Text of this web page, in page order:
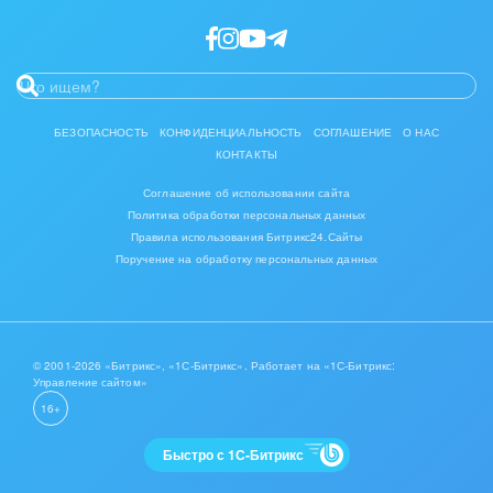
IT, Интернет
Культурные события, спорт, шоу-бизнес
Мебель, лес, деревообработка
Металлургия
Мода, одежда, аксессуары, стиль
БЕЗОПАСНОСТЬ КОНФИДЕНЦИАЛЬНОСТЬ СОГЛАШЕНИЕ
О НАС
КОНТАКТЫ
Соглашение об использовании сайта
Политика обработки персональных данных
Правила использования Битрикс24.Сайты
Поручение на обработку персональных данных
© 2001-2026 «Битрикс», «1С-Битрикс». Работает на «1С-Битрикс:
Управление сайтом»
16+
Быстро с 1С-Битрикс